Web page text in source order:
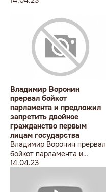
Владимир Воронин
прервал бойкот
парламента и предложил
запретить двойное
гражданство первым
лицам государства
Владимир Воронин прервал
бойкот парламента и
предложил запретить
14.04.23